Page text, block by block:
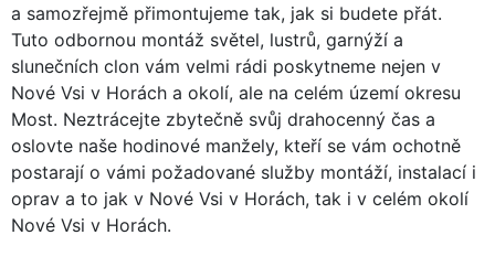
a samozřejmě přimontujeme tak, jak si budete přát.
Tuto odbornou montáž světel, lustrů, garnýží a
slunečních clon vám velmi rádi poskytneme nejen v
Nové Vsi v Horách a okolí, ale na celém území okresu
Most. Neztrácejte zbytečně svůj drahocenný čas a
oslovte naše hodinové manžely, kteří se vám ochotně
postarají o vámi požadované služby montáží, instalací i
oprav a to jak v Nové Vsi v Horách, tak i v celém okolí
Nové Vsi v Horách.